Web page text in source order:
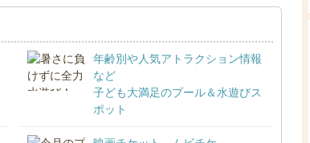
年齢別や人気アトラクション情報
など
子ども大満足のプール＆水遊びス
ポット